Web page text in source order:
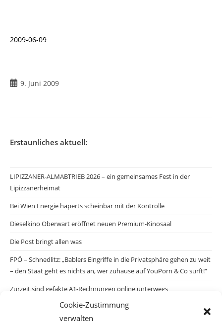
Cookie-Zustimmung
verwalten
2009-06-09
Beitrag
9. Juni 2009
Erstaunliches aktuell:
LIPIZZANER-ALMABTRIEB 2026 – ein gemeinsames Fest in der
Lipizzanerheimat
Bei Wien Energie haperts scheinbar mit der Kontrolle
Dieselkino Oberwart eröffnet neuen Premium-Kinosaal
Die Post bringt allen was
FPÖ – Schnedlitz: „Bablers Eingriffe in die Privatsphäre gehen zu weit
– den Staat geht es nichts an, wer zuhause auf YouPorn & Co surft!“
Zurzeit sind gefakte A1-Rechnungen online unterwegs
Salzburgs Juden und ihre Sicherheit: „Erst nach einem Anschlag wäre
die Gefahr endlich konkret!“